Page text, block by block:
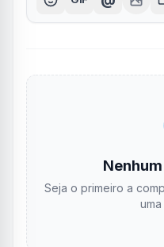
Seja o primeiro a